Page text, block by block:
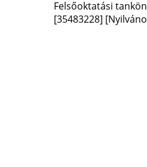
Felsőoktatási
[35483228]